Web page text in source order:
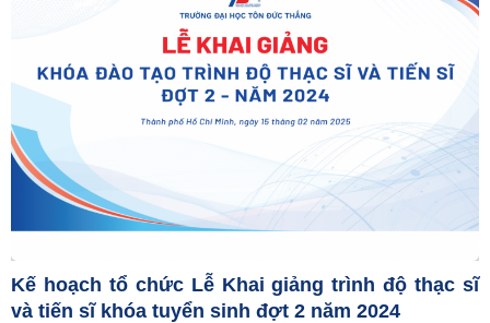
Kế hoạch tổ chức Lễ Khai giảng trình độ thạc sĩ
và tiến sĩ khóa tuyển sinh đợt 2 năm 2024